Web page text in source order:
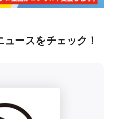
ースをチェック！